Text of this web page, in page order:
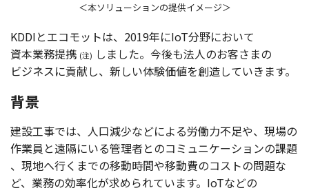
＜本ソリューションの提供イメージ＞
KDDIとエコモットは、2019年にIoT分野において
資本業務提携 (注) しました。 今後も法人のお客さまの
ビジネスに貢献し、新しい体験価値を創造していきます。
背景
建設工事では、 人口減少などによる労働力不足や、 現場の
作業員 と遠隔にいる管理者とのコミュニケーションの課題
、 現地へ行くまでの移動時間や移動費のコストの問題な
ど、 業務の効率化が求められています。IoTなどの